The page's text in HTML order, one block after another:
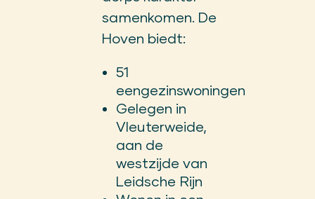
samenkomen. De
Hoven biedt:
51
eengezinswoningen
Gelegen in
Vleuterweide,
aan de
westzijde van
Leidsche Rijn